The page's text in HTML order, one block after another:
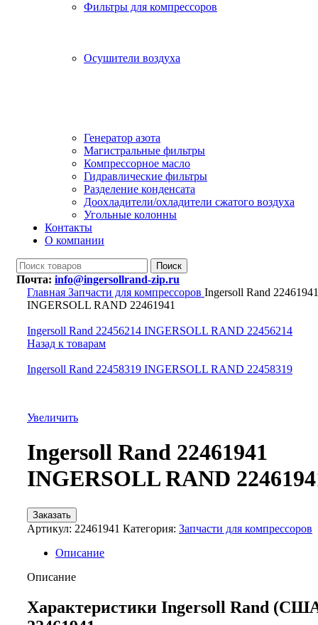
Фильтры для компрессоров
Осушители воздуха
Генератор азота
Магистральные фильтры
Компрессорное масло
Гидравлические фильтры
Разделение конденсата
Доохладители/охладители сжатого воздуха
Угольные колонны
Контакты
О компании
Поиск
Почта: info@ingersollrand-zip.ru
Главная Запчасти для компрессоров Ingersoll Rand 22461941
INGERSOLL RAND 22461941
Ingersoll Rand 22456214 INGERSOLL RAND 22456214
Назад к товарам
Ingersoll Rand 22458319 INGERSOLL RAND 22458319
Увеличить
Ingersoll Rand 22461941
INGERSOLL RAND
Заказать
Артикул: 22461941 Категория: Запчасти для компрессоров
Описание
Описание
Характеристики Ingersoll Rand